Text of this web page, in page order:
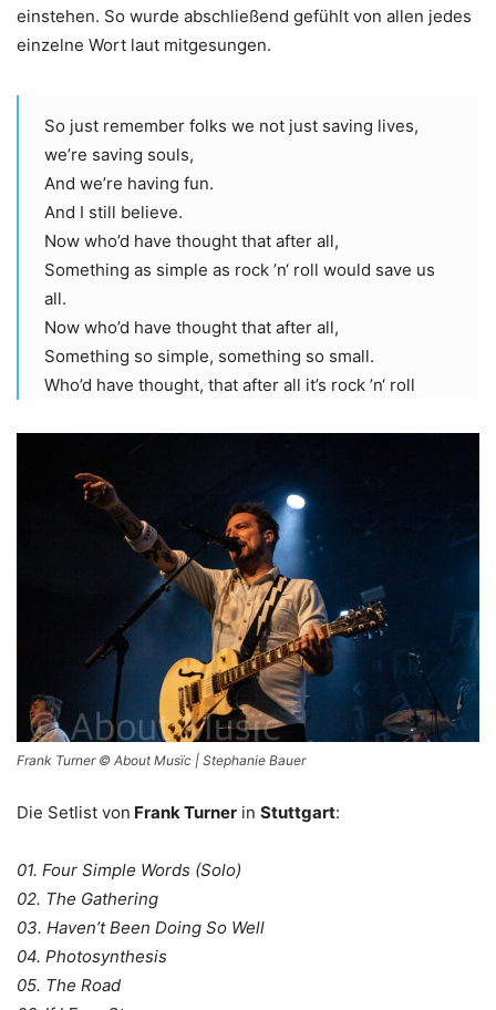
einstehen. So wurde abschließend gefühlt von allen jedes
einzelne Wort laut mitgesungen.
So just remember folks we not just saving lives,
we’re saving souls,
And we’re having fun.
And I still believe.
Now who’d have thought that after all,
Something as simple as rock ’n‘ roll would save us
all.
Now who’d have thought that after all,
Something so simple, something so small.
Who’d have thought, that after all it’s rock ’n‘ roll
Frank Turner © About Musïc | Stephanie Bauer
Die Setlist von Frank Turner in Stuttgart:
01. Four Simple Words (Solo)
02. The Gathering
03. Haven’t Been Doing So Well
04. Photosynthesis
05. The Road